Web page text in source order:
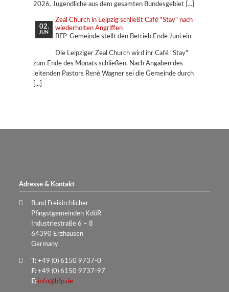
2026. Jugendliche aus dem gesamten Bundesgebiet
02.
JUN
Zeal Church in Leipzig schließt Café "Stay" nach
wiederholten Angriffen
BFP-Gemeinde stellt den Betrieb Ende Juni ein
Die Leipziger Zeal Church wird ihr Café "Stay"
zum Ende des Monats schließen. Nach Angaben des
leitenden Pastors René Wagner sei die Gemeinde durch
Adresse & Kontakt
Bund Freikirchlicher
Pfingstgemeinden KdöR
Industriestraße 6 – 8
64390 Erzhausen
Germany
T: +49 (0) 6150 9737-0
F: +49 (0) 6150 9737-97
E: info@bfp.de